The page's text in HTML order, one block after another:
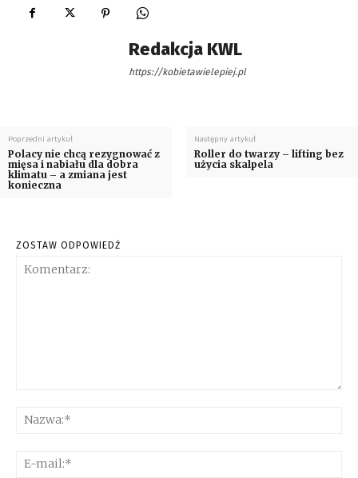
Redakcja KWL
https://kobietawielepiej.pl
Poprzedni artykuł
Polacy nie chcą rezygnować z
mięsa i nabiału dla dobra
klimatu – a zmiana jest
konieczna
Następny artykuł
Roller do twarzy – lifting bez
użycia skalpela
ZOSTAW ODPOWIEDŹ